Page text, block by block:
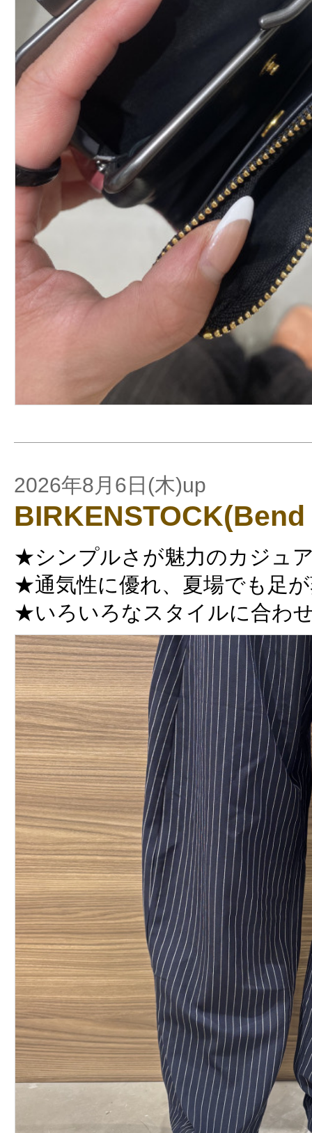
2026年8月6日(木)up
★シンプルさが魅力のカジュ
★通気性に優れ、夏場でも足
★いろいろなスタイルに合わ